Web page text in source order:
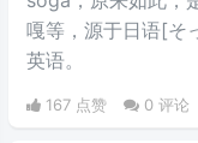
嘎等，源于日语[そ
英语。
167 点赞 0 评论